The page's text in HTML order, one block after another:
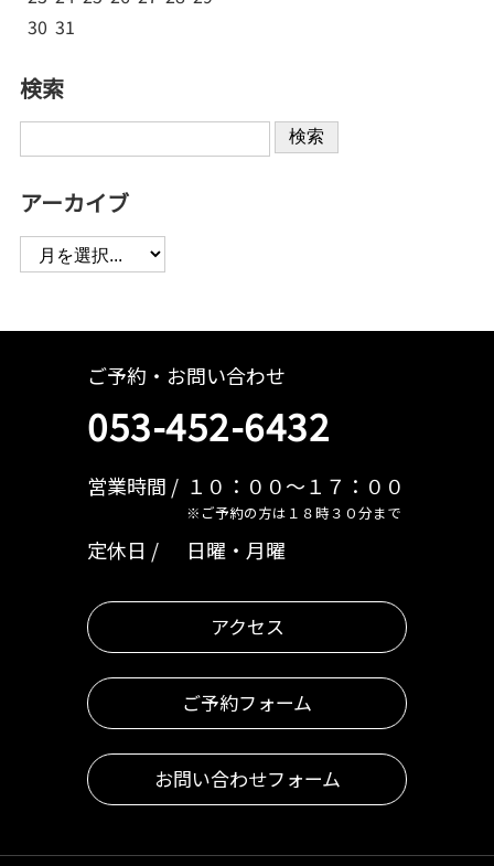
30 31
検索
検索
アーカイブ
ご予約・お問い合わせ
053-452-6432
営業時間 １０：００～１７：００
※ご予約の方は１８時３０分まで
定休日 日曜・月曜
アクセス
ご予約フォーム
お問い合わせフォーム